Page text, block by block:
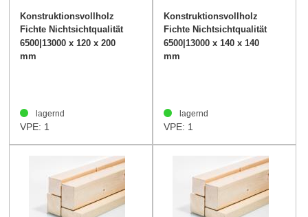
Konstruktionsvollholz
Fichte Nichtsichtqualität
120/200mm
6500|13000 x 120 x 200
mm
lagernd
VPE: 1
Konstruktionsvollholz
Fichte Nichtsichtqualität
140/140mm
6500|13000 x 140 x 140
mm
lagernd
VPE: 1